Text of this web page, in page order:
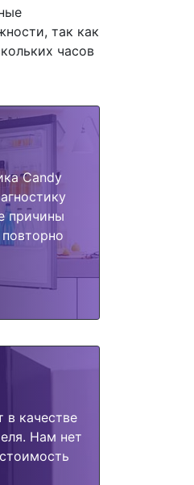
так как
часов
Candy
причины
в качестве
Нам нет